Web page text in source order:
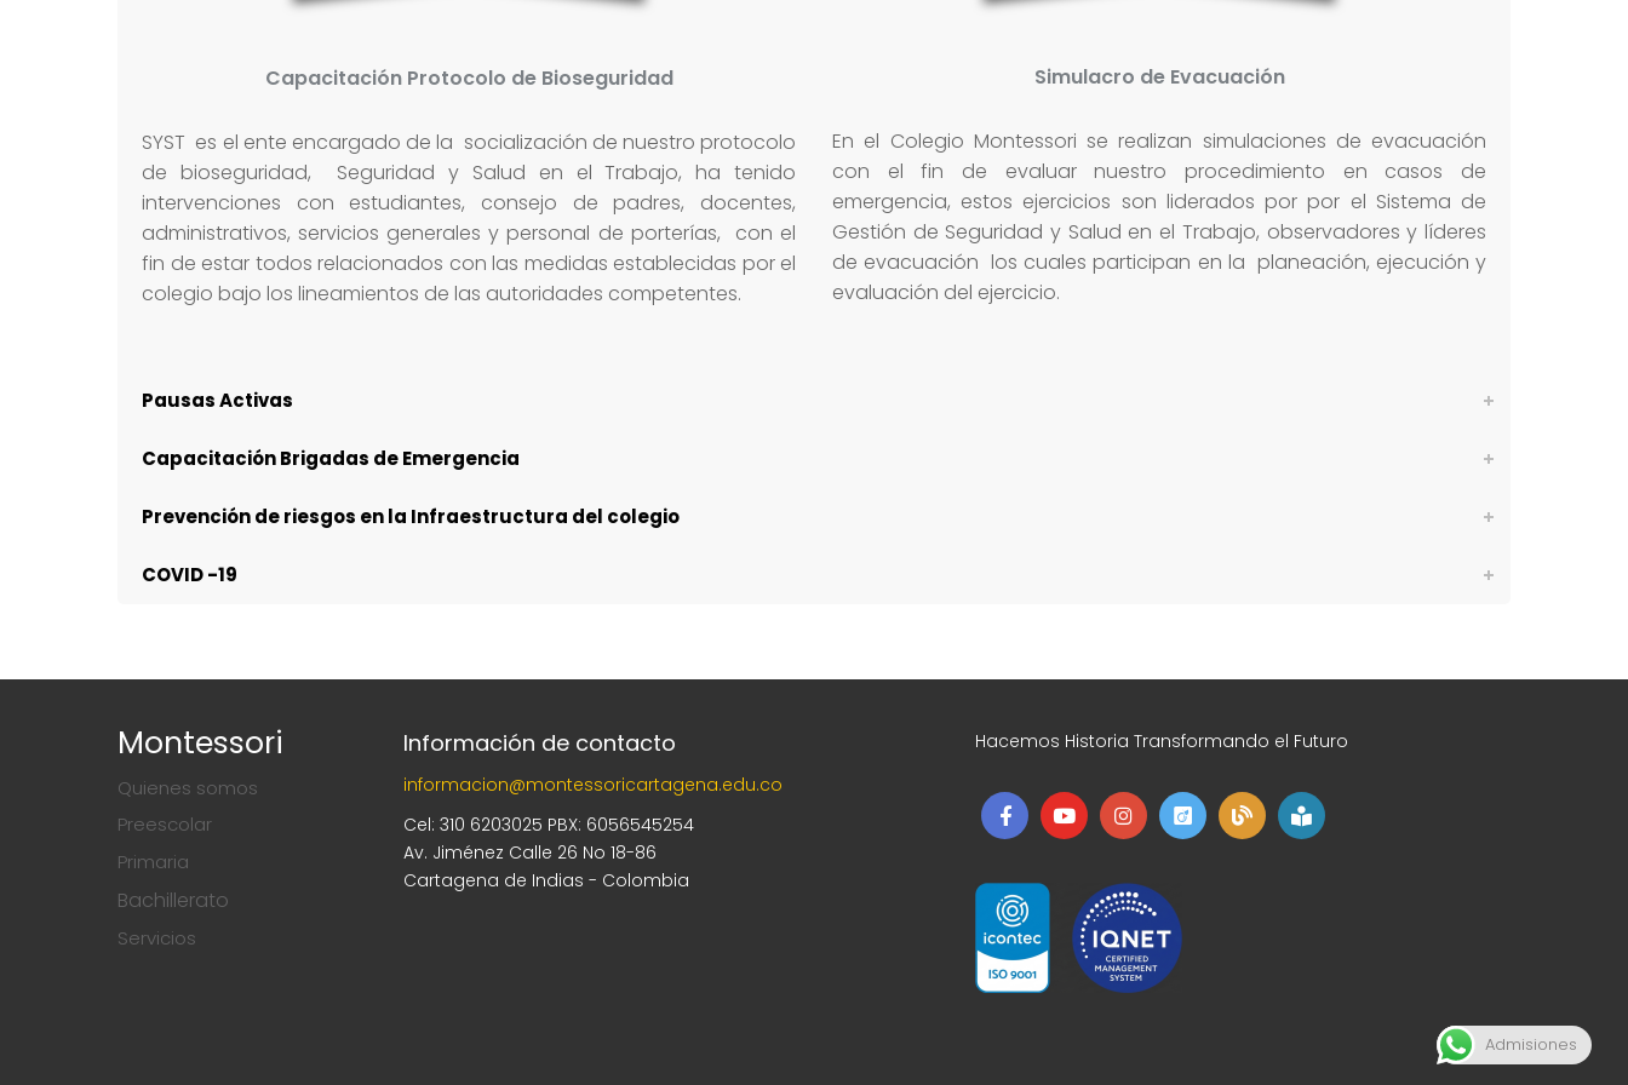
Capacitación Protocolo de Bioseguridad
SYST es el ente encargado de la socialización de nuestro protocolo
de bioseguridad, Seguridad y Salud en el Trabajo, ha tenido
intervenciones con estudiantes, consejo de padres, docentes,
administrativos, servicios generales y personal de porterías, con el
fin de estar todos relacionados con las medidas establecidas por el
colegio bajo los lineamientos de las autoridades competentes.
Simulacro de Evacuación
En el Colegio Montessori se realizan simulaciones de evacuación
con el fin de evaluar nuestro procedimiento en casos de
emergencia, estos ejercicios son liderados por por el Sistema de
Gestión de Seguridad y Salud en el Trabajo, observadores y líderes
de evacuación los cuales participan en la planeación, ejecución y
evaluación del ejercicio.
Pausas Activas
Capacitación Brigadas de Emergencia
Prevención de riesgos en la Infraestructura del colegio
COVID -19
Montessori
Quienes somos
Preescolar
Primaria
Bachillerato
Servicios
Información de contacto
informacion@montessoricartagena.edu.co
Cel: 310 6203025 PBX: 6056545254
Av. Jiménez Calle 26 No 18-86
Cartagena de Indias - Colombia
Hacemos Historia Transformando el Futuro
Admisiones